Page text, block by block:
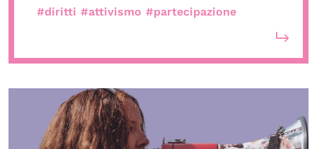
#diritti #attivismo #partecipazione